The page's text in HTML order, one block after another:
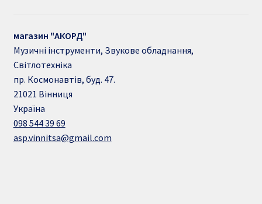
магазин "АКОРД"
Музичні інструменти, Звукове обладнання,
Світлотехніка
пр. Космонавтів, буд. 47.
21021 Вінниця
Україна
098 544 39 69
asp.vinnitsa@gmail.com